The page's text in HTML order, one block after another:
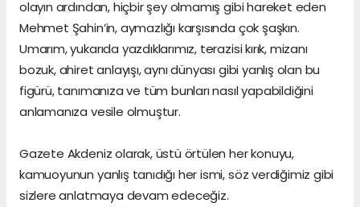
olayın ardından, hiçbir şey olmamış gibi hareket eden
Mehmet Şahin’in, aymazlığı karşısında çok şaşkın.
Umarım, yukarıda yazdıklarımız, terazisi kırık, mizanı
bozuk, ahiret anlayışı, aynı dünyası gibi yanlış olan bu
figürü, tanımanıza ve tüm bunları nasıl yapabildiğini
anlamanıza vesile olmuştur.
Gazete Akdeniz olarak, üstü örtülen her konuyu,
kamuoyunun yanlış tanıdığı her ismi, söz verdiğimiz gibi
sizlere anlatmaya devam edeceğiz.